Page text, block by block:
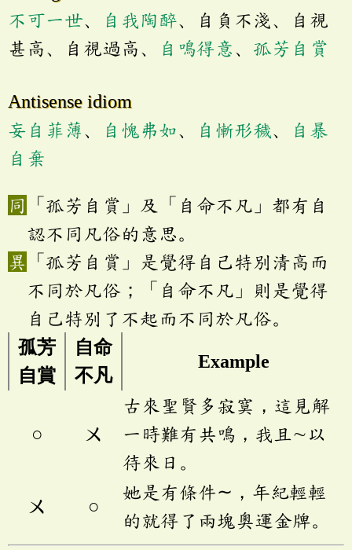
不可一世、 自我陶醉、自負不淺、自視
甚高、自視過高、
自鳴得意、 孤芳自賞
Antisense idiom
妄自菲薄、 自愧弗如、 自慚形穢、
自暴
自棄
「孤芳自賞」及「自命不凡」都有自
認不同凡俗的意思。
「孤芳自賞」是覺得自己特別清高而
不同於凡俗；「自命不凡」則是覺得
自己特別了不起而不同於凡俗。
孤芳
自賞
自命
不凡
Example
○ ㄨ
古來聖賢多寂寞，這見解
一時難有共鳴，我且∼以
待來日。
ㄨ ○
她是有條件∼，年紀輕輕
的就得了兩塊奧運金牌。